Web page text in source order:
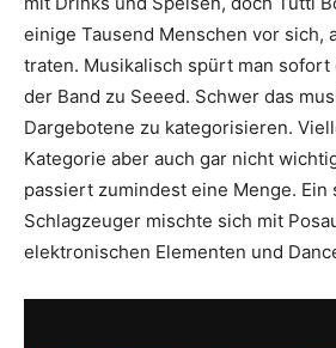
einige Tausend Menschen vor sich,
traten. Musikalisch spürt man
der Band zu Seeed. Schwer das
Dargebotene zu kategorisieren.
Kategorie aber auch gar nicht
passiert zumindest eine Menge. Ein
Schlagzeuger mischte sich mit
elektronischen Elementen und